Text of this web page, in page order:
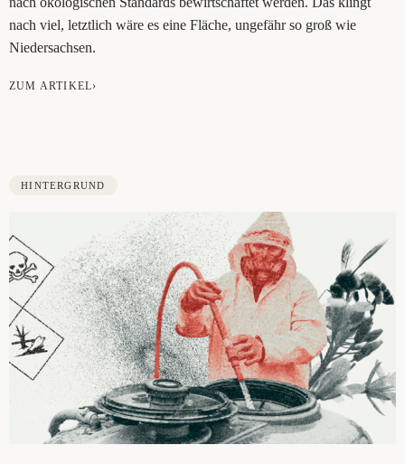
nach viel, letzt­lich wäre es eine Flä­che, unge­fähr so groß wie
Niedersachsen.
ZUM ARTIKEL›
HINTERGRUND